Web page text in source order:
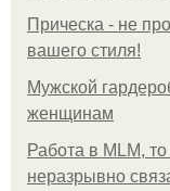
Прическа - не
вашего стиля!
Мужской
женщинам
Работа в MLM,
неразрывно